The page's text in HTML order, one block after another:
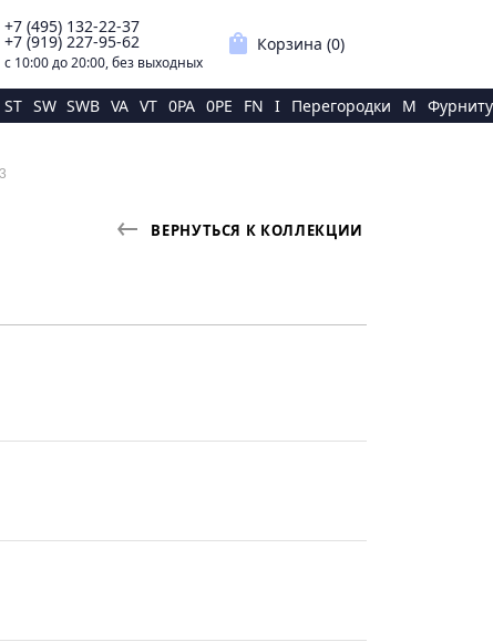
+7 (495) 132-22-37
+7 (919) 227-95-62
с 10:00 до 20:00, без выходных
shopping_bag Корзина (0)
ST SW SWB VA VT 0PA 0PE FN I Перегородки M
ВЕРНУТЬСЯ К КОЛЛЕКЦИИ